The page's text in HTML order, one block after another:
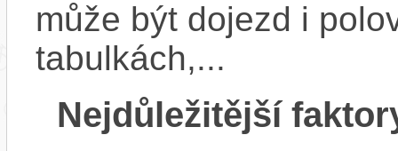
může být dojezd i
tabulkách,...
Nejdůležitější